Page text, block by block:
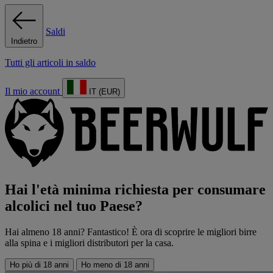
Indietro
Saldi
Tutti gli articoli in saldo
Il mio account IT (EUR)
Hai l'età minima richiesta per consumare
alcolici nel tuo Paese?
Hai almeno 18 anni? Fantastico! È ora di scoprire le migliori birre
alla spina e i migliori distributori per la casa.
Ho più di 18 anni Ho meno di 18 anni